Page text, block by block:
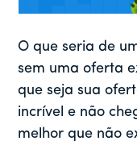
O que seria de
sem uma oferta
que seja sua
incrível e não
melhor que não